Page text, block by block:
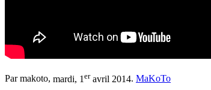
Par makoto, mardi, 1 eravril 2014. MaKoTo